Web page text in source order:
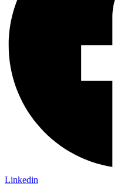
Linkedin